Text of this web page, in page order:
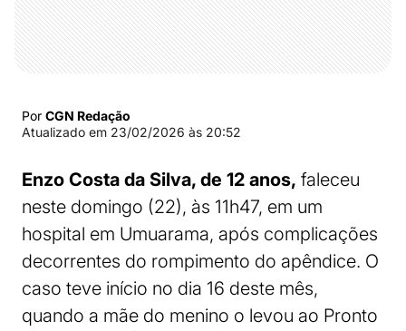
Por CGN Redação
Atualizado em 23/02/2026 às 20:52
Enzo Costa da Silva, de 12 anos, faleceu
neste domingo (22), às 11h47, em um
hospital em Umuarama, após complicações
decorrentes do rompimento do apêndice. O
caso teve início no dia 16 deste mês,
quando a mãe do menino o levou ao Pronto